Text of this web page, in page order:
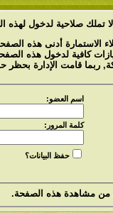
تملك صلاحية لدخول لهذه
الاستمارة أدنى هذه
كافية لدخول هذه
ربما قامت الإدارة
اسم العضو:
كلمة المرور:
حفظ البيانات؟
من مشاهدة هذه الصفحة.